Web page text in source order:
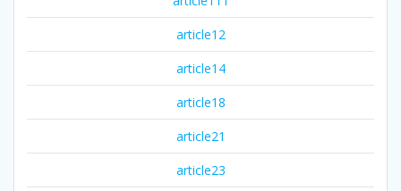
article12
article14
article18
article21
article23